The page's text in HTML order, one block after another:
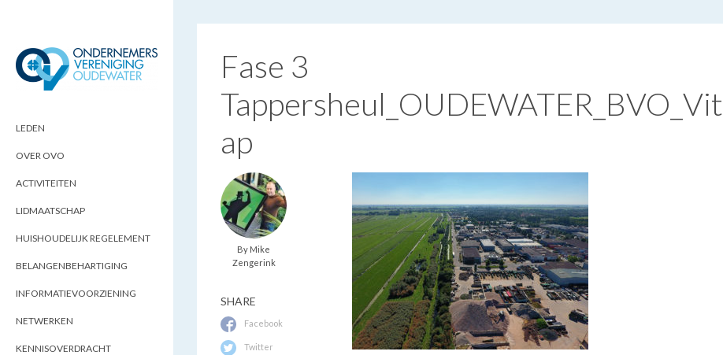
LEDEN
OVER OVO
ACTIVITEITEN
LIDMAATSCHAP
HUISHOUDELIJK REGELEMENT
BELANGENBEHARTIGING
INFORMATIEVOORZIENING
NETWERKEN
KENNISOVERDRACHT
Fase 3
Tappersheul_OUDEWATER_BVO_Vit
ap
By Mike
Zengerink
SHARE
Facebook
Twitter